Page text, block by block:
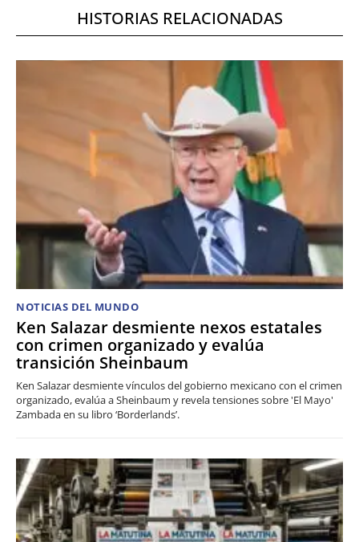
HISTORIAS RELACIONADAS
NOTICIAS DEL MUNDO
Ken Salazar desmiente nexos estatales
con crimen organizado y evalúa
transición Sheinbaum
Ken Salazar desmiente vínculos del gobierno mexicano con el crimen
organizado, evalúa a Sheinbaum y revela tensiones sobre 'El Mayo'
Zambada en su libro ‘Borderlands’.